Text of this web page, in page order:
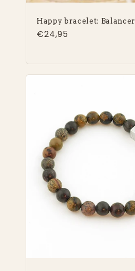
Happy bracelet: Balancer
Normale
€24,95